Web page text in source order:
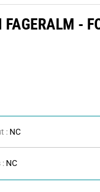
FAGERALM -
:NC
:NC